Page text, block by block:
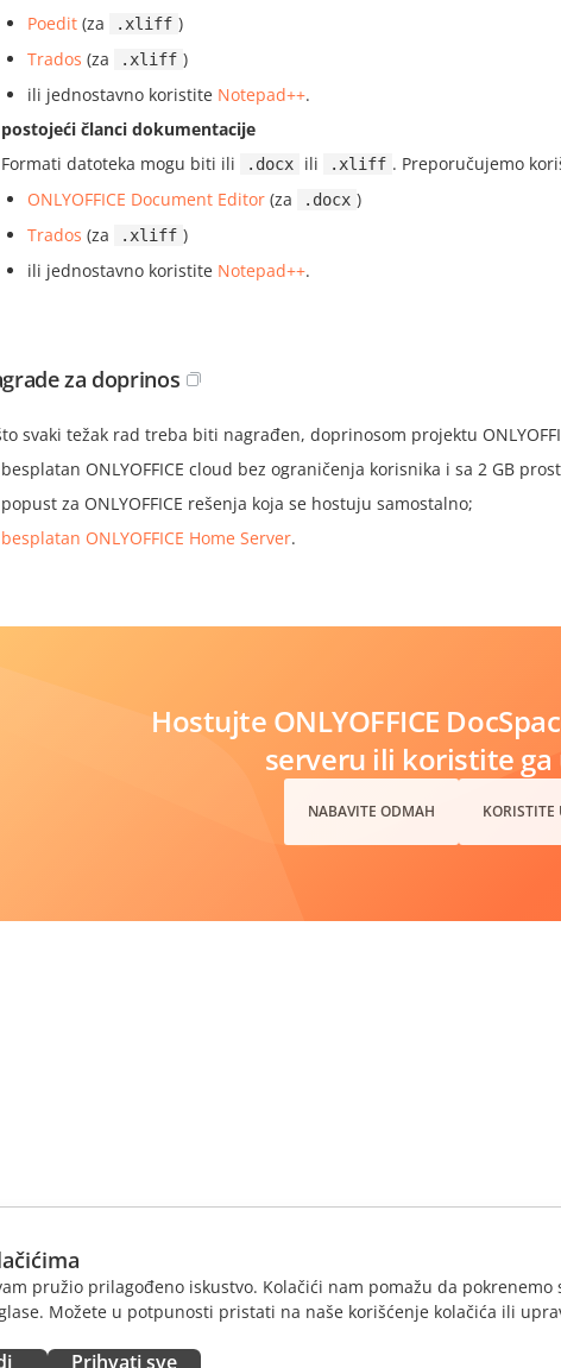
Poedit (za .xliff )
Trados (za .xliff )
ili jednostavno koristite Notepad++.
postojeći članci dokumentacije
Formati datoteka mogu biti ili
.docx ili .xliff . Preporučujemo
ONLYOFFICE Document Editor (za .docx )
Trados (za .xliff )
ili jednostavno koristite Notepad++.
za doprinos
svaki težak rad treba biti nagrađen, doprinosom projektu
besplatan ONLYOFFICE cloud bez ograničenja korisnika i sa 2 GB
popust za ONLYOFFICE rešenja koja se hostuju samostalno;
besplatan ONLYOFFICE Home Server.
Hostujte ONLYOFFICE
serveru ili koristite ga
NABAVITE ODMAH
pružio prilagođeno iskustvo. Kolačići nam pomažu da
Možete u potpunosti pristati na naše korišćenje kolačića ili
Prihvati sve